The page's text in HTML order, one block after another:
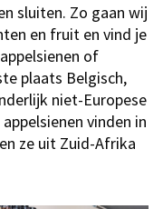
sluiten. Zo gaan wij
en fruit en vind je
of
plaats Belgisch,
niet-Europese
vinden in
ze uit Zuid-Afrika